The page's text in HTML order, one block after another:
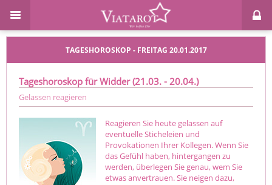
TAGESHOROSKOP - FREITAG 20.01.2017
Tageshoroskop für Widder (21.03. - 20.04.)
Gelassen reagieren
Reagieren Sie heute gelassen auf
eventuelle Sticheleien und
Provokationen Ihrer Kollegen. Wenn Sie
das Gefühl haben, hintergangen zu
werden, überlegen Sie genau, wem Sie
etwas anvertrauen. Sie neigen dazu,